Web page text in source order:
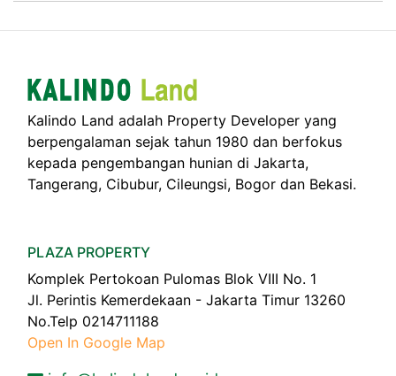
Kalindo Land adalah Property Developer yang
berpengalaman sejak tahun 1980 dan berfokus
kepada pengembangan hunian di Jakarta,
Tangerang, Cibubur, Cileungsi, Bogor dan Bekasi.
PLAZA PROPERTY
Komplek Pertokoan Pulomas Blok VIII No. 1
Jl. Perintis Kemerdekaan - Jakarta Timur 13260
No.Telp 0214711188
Open In Google Map